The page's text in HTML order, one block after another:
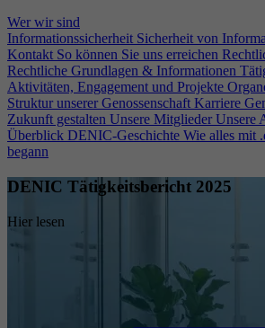
Wer wir sind
Informationssicherheit Sicherheit von
Kontakt So können Sie uns erreichen
Rechtliche Grundlagen & Informationen
Aktivitäten, Engagement und Projekte
Struktur unserer Genossenschaft Karriere
Zukunft gestalten Unsere Mitglieder Unsere
Überblick DENIC-Geschichte Wie alles mit
begann
DENIC Tätigkeitsbericht 2025
Hier lesen